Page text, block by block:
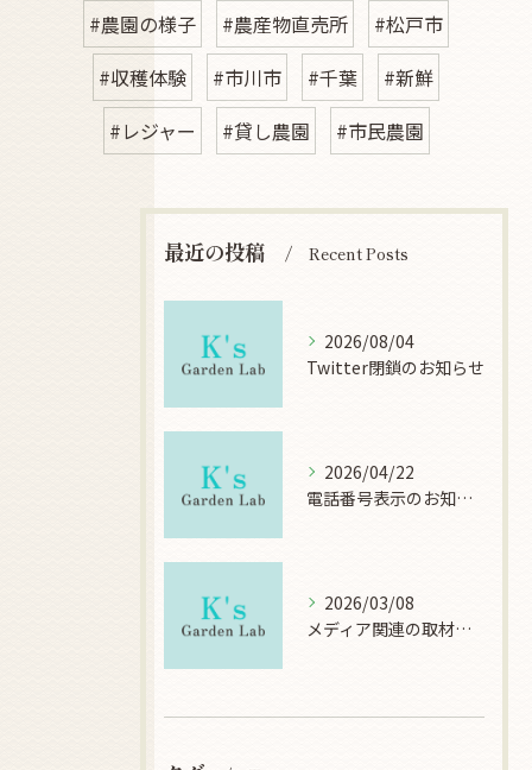
#農園の様子 #農産物直売所
#松戸市
#収穫体験
#市川市 #千葉
#新鮮
#レジャー
#貸し農園 #市民農園
最近の投稿 Recent Posts
2026/08/04
Twitter閉鎖のお知らせ
2026/04/22
電話番号表示のお知らせ
2026/03/08
メディア関連の取材について